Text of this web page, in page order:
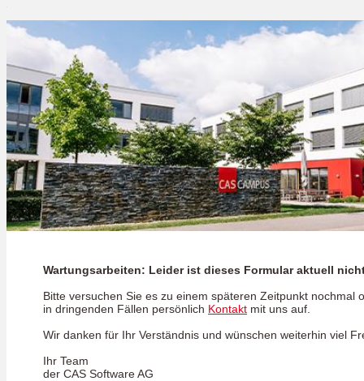
Wartungsarbeiten: Leider ist dieses Formular aktuell
Bitte versuchen Sie es zu einem späteren Zeitpunkt nochmal
in dringenden Fällen persönlich Kontakt mit uns auf.
Wir danken für Ihr Verständnis und wünschen weiterhin viel
Ihr Team
der CAS Software AG